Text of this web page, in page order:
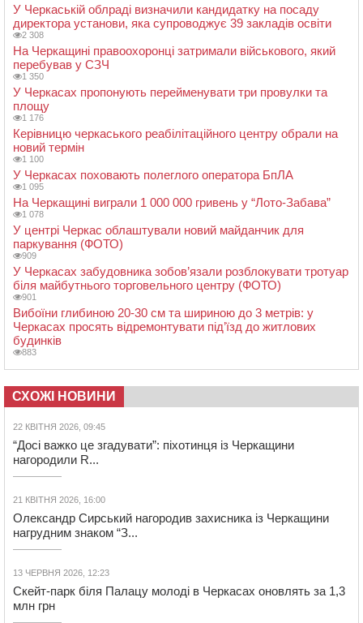
У Черкаській облраді визначили кандидатку на посаду
директора установи, яка супроводжує 39 закладів освіти
2 308
На Черкащині правоохоронці затримали військового, який
перебував у СЗЧ
1 350
У Черкасах пропонують перейменувати три провулки та
площу
1 176
Керівницю черкаського реабілітаційного центру обрали на
новий термін
1 100
У Черкасах поховають полеглого оператора БпЛА
1 095
На Черкащині виграли 1 000 000 гривень у “Лото-Забава”
1 078
У центрі Черкас облаштували новий майданчик для
паркування (ФОТО)
909
У Черкасах забудовника зобов’язали розблокувати тротуар
біля майбутнього торговельного центру (ФОТО)
901
Вибоїни глибиною 20-30 см та шириною до 3 метрів: у
Черкасах просять відремонтувати під’їзд до житлових
будинків
883
СХОЖІ НОВИНИ
22 КВІТНЯ 2026, 09:45
“Досі важко це згадувати”: піхотинця із Черкащини
нагородили R...
21 КВІТНЯ 2026, 16:00
Олександр Сирський нагородив захисника із Черкащини
нагрудним знаком “З...
13 ЧЕРВНЯ 2026, 12:23
Скейт-парк біля Палацу молоді в Черкасах оновлять за 1,3
млн грн